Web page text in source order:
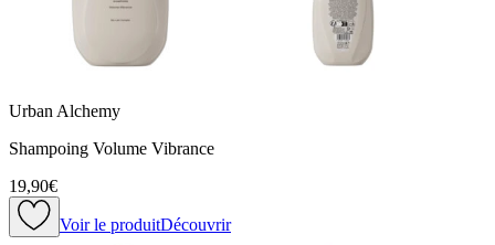
Urban Alchemy
Shampoing Volume Vibrance
19,90€
Voir le produitDécouvrir